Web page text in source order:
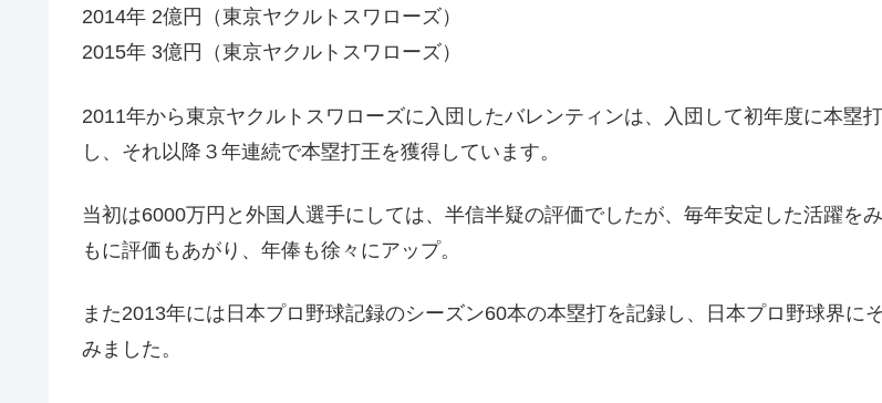
2014年 2億円（東京ヤクルトスワローズ）
2015年 3億円（東京ヤクルトスワローズ）
2011年から東京ヤクルトスワローズに入団したバレンティンは、入団して初年度に本塁
し、それ以降３年連続で本塁打王を獲得しています。
当初は6000万円と外国人選手にしては、半信半疑の評価でしたが、毎年安定した活躍を
もに評価もあがり、年俸も徐々にアップ。
また2013年には日本プロ野球記録のシーズン60本の本塁打を記録し、日本プロ野球界に
みました。